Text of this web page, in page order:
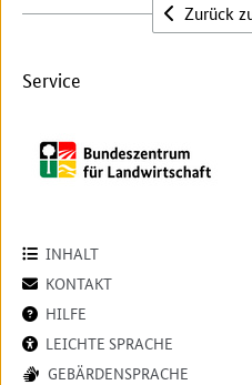
Zurück
Service
INHALT
KONTAKT
HILFE
LEICHTE SPRACHE
GEBÄRDENSPRACHE